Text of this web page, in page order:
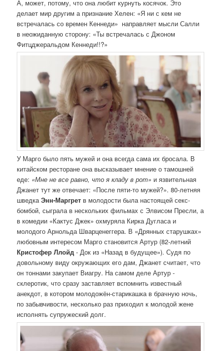
А, может, потому, что она любит курнуть косячок. Это
делает мир другим а признание Хелен: «Я ни с кем не
встречалась со времен Кеннеди» направляет мысли Салли
в неожиданную сторону: «Ты встречалась с Джоном
Фитцджеральдом Кеннеди!!?»
У Марго было пять мужей и она всегда сама их бросала. В
китайском ресторане она высказывает мнение о тамошней
еде: «Мне не все равно, что я кладу в рот» и язвительная
Джанет тут же отвечает: «После пяти-то мужей?». 80-летняя
шведкаЭнн-Маргрет в молодости была настоящей секс-
бомбой, сыграла в нескольких фильмах с Элвисом Пресли, а
в комедии «Кактус Джек» охмуряла Кирка Дугласа и
молодого Арнольда Шварценеггера. В «Дрянных старушках»
любовным интересом Марго становится Артур (82-летний
Кристофер Ллойд - Док из «Назад в будущее»). Судя по
довольному виду окружающих его дам, Джанет считает, что
он тоннами закупает Виагру. На самом деле Артур -
склеротик, что сразу заставляет вспомнить известный
анекдот, в котором молодожён-старикашка в брачную ночь,
по забывчивости, несколько раз приходил к молодой жене
исполнять супружеский долг.